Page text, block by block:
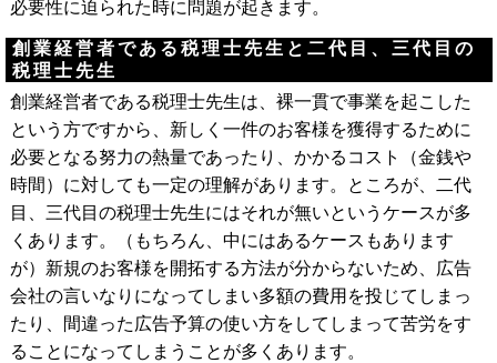
必要性に迫られた時に問題が起きます。
創業経営者である税理士先生と二代目、三代目の
税理士先生
創業経営者である税理士先生は、裸一貫で事業を起こした
という方ですから、新しく一件のお客様を獲得するために
必要となる努力の熱量であったり、かかるコスト（金銭や
時間）に対しても一定の理解があります。ところが、二代
目、三代目の税理士先生にはそれが無いというケースが多
くあります。（もちろん、中にはあるケースもあります
が）新規のお客様を開拓する方法が分からないため、広告
会社の言いなりになってしまい多額の費用を投じてしまっ
たり、間違った広告予算の使い方をしてしまって苦労をす
ることになってしまうことが多くあります。